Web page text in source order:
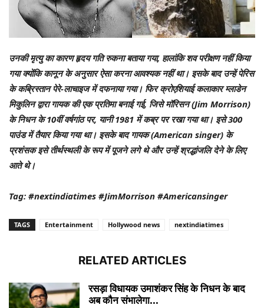
उनकी मृत्यु का कारण हृदय गति रुकना बताया गया, हालांकि शव परीक्षण नहीं किया
गया क्योंकि कानून के अनुसार ऐसा करना आवश्यक नहीं था। इसके बाद उन्हें पेरिस
के कब्रिस्तान पेरे-लाचाइज में दफनाया गया। फिर क्रोएशियाई कलाकार म्लाडेन
मिकुलिन द्वारा गायक की एक प्रतिमा बनाई गई, जिसे मॉरिसन (Jim Morrison)
के निधन के 10वीं वर्षगांठ पर, यानी 1981 में कब्र पर रखा गया था। इसे 300
पाउंड में तैयार किया गया था। इसके बाद गायक (American singer) के
प्रशंसक इसे तीर्थस्थली के रूप में पूजने लगे थे और उन्हें श्रद्धांजलि देने के लिए
आते थे।
Tag: #nextindiatimes #JimMorrison #Americansinger
TAGS Entertainment Hollywood news nextindiatimes
RELATED ARTICLES
रसड़ा विधायक उमाशंकर सिंह के निधन के बाद
अब कौन संभालेगा...